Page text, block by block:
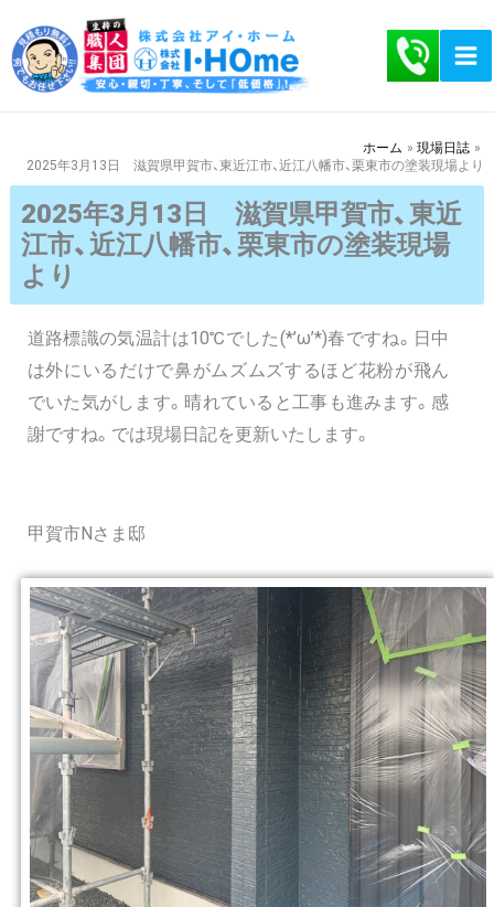
容
を
ホーム
現場日誌
2025年3月13日 滋賀県甲賀市、東近江市、近江八幡市、栗東市の塗装現場より
2025年3月13日 滋賀県甲賀市、東近
江市、近江八幡市、栗東市の塗装現場
より
道路標識の気温計は10℃でした(*’ω’*)春ですね。日中
は外にいるだけで鼻がムズムズするほど花粉が飛ん
でいた気がします。晴れていると工事も進みます。感
謝ですね。では現場日記を更新いたします。
甲賀市Nさま邸